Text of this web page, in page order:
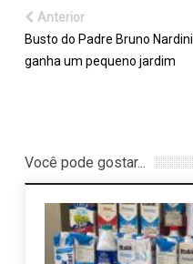
Anterior
Busto do Padre Bruno Nardini
ganha um pequeno jardim
Você pode gostar...